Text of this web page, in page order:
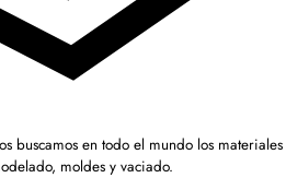
buscamos en todo el mundo los materiales
moldes y vaciado.